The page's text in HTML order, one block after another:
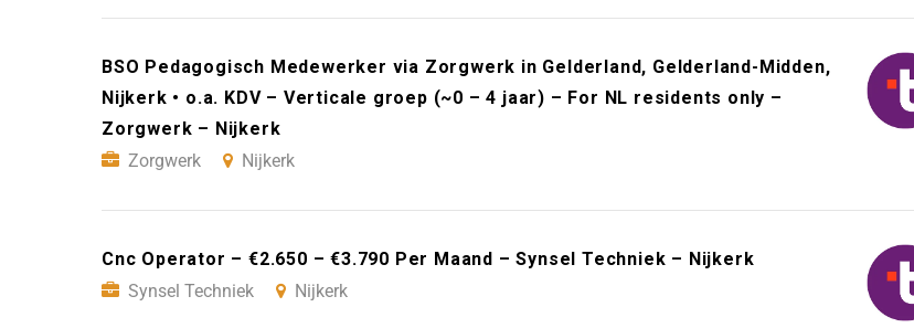
BSO Pedagogisch Medewerker via Zorgwerk in Gelderland, Gelderland-Midden,
Nijkerk • o.a. KDV – Verticale groep (~0 – 4 jaar) – For NL residents only –
Zorgwerk – Nijkerk
Zorgwerk
Nijkerk
Cnc Operator – €2.650 – €3.790 Per Maand – Synsel Techniek – Nijkerk
Synsel Techniek
Nijkerk